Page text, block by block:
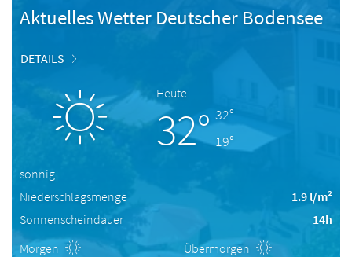
Aktuelles Wetter Deutscher Bodensee
DETAILS
Heute
32° 32°
19°
sonnig
Niederschlagsmenge
1.9 l/m²
Sonnenscheindauer
14h
Morgen
Übermorgen